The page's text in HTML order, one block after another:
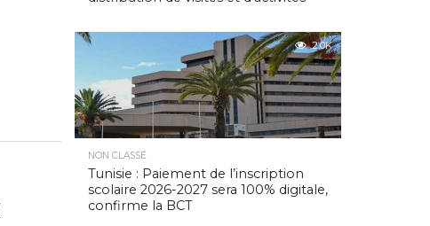
2.0K
NON CLASSÉ
Tunisie : Paiement de l’inscription
scolaire 2026-2027 sera 100% digitale,
confirme la BCT